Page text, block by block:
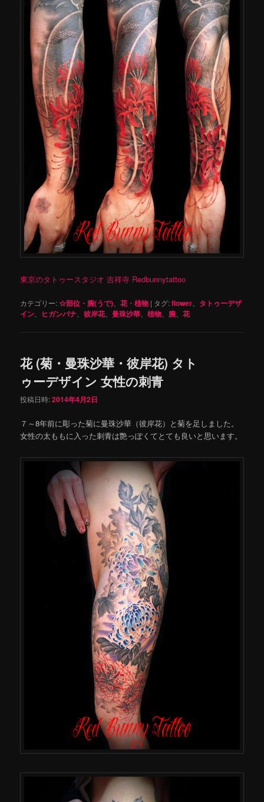
東京のタトゥースタジオ 吉祥寺 Redbunnytattoo
カテゴリー:☆部位・腕(うで)、花・植物 | タグ:flower、 タトゥーデザ
イン、 ヒガンバナ、彼岸花、 曼珠沙華、植物、腕、花
花 (菊・曼珠沙華・彼岸花) タト
ゥーデザイン 女性の刺青
投稿日時:2014年4月2日
７～8年前に彫った菊に曼珠沙華（彼岸花）と菊を足しました。
女性の太ももに入った刺青は艶っぽくてとても良いと思います。